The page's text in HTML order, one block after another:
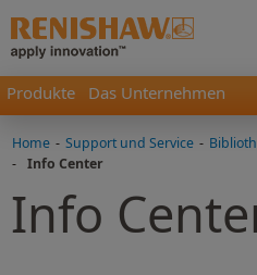
Produkte Das Unternehmen
Home - Support und Service -
- Info Center
Info